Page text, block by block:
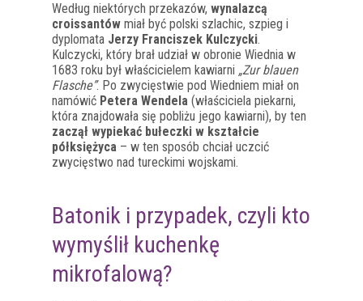
Według niektórych przekazów, wynalazcą
croissantów miał być polski szlachic, szpieg i
dyplomata Jerzy Franciszek Kulczycki.
Kulczycki, który brał udział w obronie Wiednia w
1683 roku był właścicielem kawiarni „Zur blauen
Flasche”. Po zwycięstwie pod Wiedniem miał on
namówić Petera Wendela (właściciela piekarni,
która znajdowała się pobliżu jego kawiarni), by ten
zaczął wypiekać bułeczki w kształcie
półksiężyca – w ten sposób chciał uczcić
zwycięstwo nad tureckimi wojskami.
Batonik i przypadek, czyli kto
wymyślił kuchenkę
mikrofalową?